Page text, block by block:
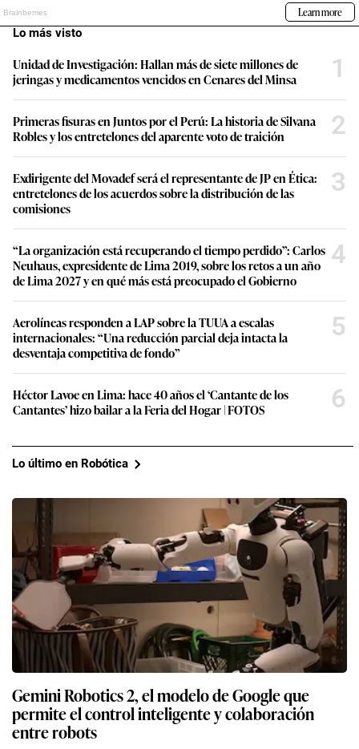
Lo más visto
Unidad de Investigación: Hallan más de siete millones de
jeringas y medicamentos vencidos en Cenares del Minsa
1
Primeras fisuras en Juntos por el Perú: La historia de Silvana
Robles y los entretelones del aparente voto de traición
2
Exdirigente del Movadef será el representante de JP en Ética:
entretelones de los acuerdos sobre la distribución de las
comisiones
3
“La organización está recuperando el tiempo perdido”: Carlos
Neuhaus, expresidente de Lima 2019, sobre los retos a un año
de Lima 2027 y en qué más está preocupado el Gobierno
4
Aerolíneas responden a LAP sobre la TUUA a escalas
internacionales: “Una reducción parcial deja intacta la
desventaja competitiva de fondo”
5
Héctor Lavoe en Lima: hace 40 años el ‘Cantante de los
Cantantes’ hizo bailar a la Feria del Hogar | FOTOS
6
Lo último en Robótica
Gemini Robotics 2, el modelo de Google que
permite el control inteligente y colaboración
entre robots